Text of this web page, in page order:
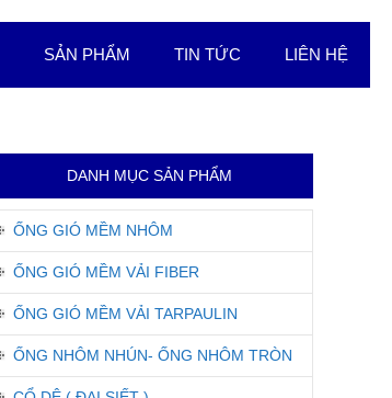
SẢN PHẨM TIN TỨC LIÊN HỆ
DANH MỤC SẢN PHẨM
ỐNG GIÓ MỀM NHÔM
ỐNG GIÓ MỀM VẢI FIBER
ỐNG GIÓ MỀM VẢI TARPAULIN
ỐNG NHÔM NHÚN- ỐNG NHÔM TRÒN